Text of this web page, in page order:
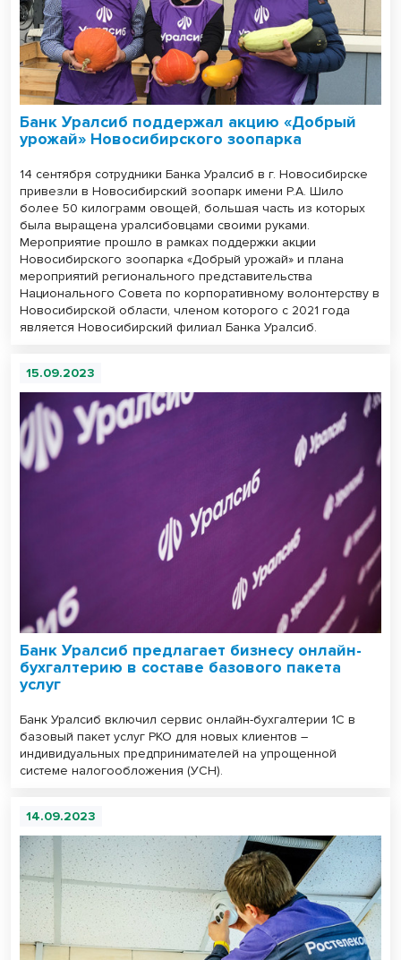
Банк Уралсиб поддержал акцию «Добрый
урожай» Новосибирского зоопарка
14 сентября сотрудники Банка Уралсиб в г. Новосибирске
привезли в Новосибирский зоопарк имени Р.А. Шило
более 50 килограмм овощей, большая часть из которых
была выращена уралсибовцами своими руками.
Мероприятие прошло в рамках поддержки акции
Новосибирского зоопарка «Добрый урожай» и плана
мероприятий регионального представительства
Национального Совета по корпоративному волонтерству в
Новосибирской области, членом которого с 2021 года
является Новосибирский филиал Банка Уралсиб.
15.09.2023
Банк Уралсиб предлагает бизнесу онлайн-
бухгалтерию в составе базового пакета
услуг
Банк Уралсиб включил сервис онлайн-бухгалтерии 1С в
базовый пакет услуг РКО для новых клиентов –
индивидуальных предпринимателей на упрощенной
системе налогообложения (УСН).
14.09.2023